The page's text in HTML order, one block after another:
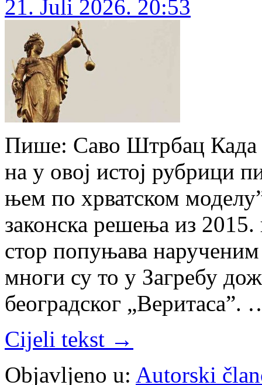
21. Juli 2026. 20:53
Пише: Саво Штрбац Ка­да
на у овој ис­тој ру­бри­ци
њем по хр­ват­ском
за­кон­ска ре­ше­ња из
стор по­пу­ња­ва
мно­ги су то у За­гре­бу
бе­о­град­ског „Ве­ри­та­са”.
Cijeli tekst →
Objavljeno u: Autorski